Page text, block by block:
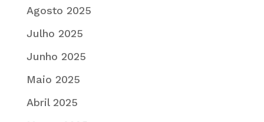
Agosto 2025
Julho 2025
Junho 2025
Maio 2025
Abril 2025